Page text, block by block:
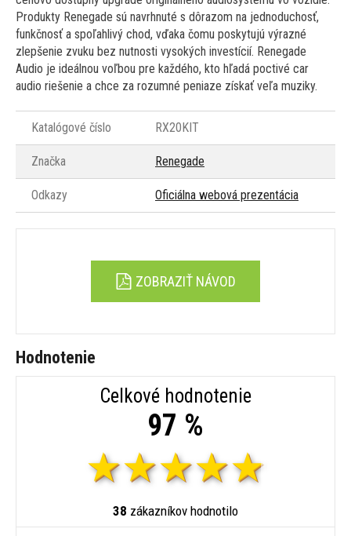
Produkty Renegade sú navrhnuté s dôrazom na jednoduchosť,
funkčnosť a spoľahlivý chod, vďaka čomu poskytujú výrazné
zlepšenie zvuku bez nutnosti vysokých investícií. Renegade
Audio je ideálnou voľbou pre každého, kto hľadá poctivé car
audio riešenie a chce za rozumné peniaze získať veľa muziky.
Katalógové číslo RX20KIT
Značka Renegade
Odkazy Oficiálna webová prezentácia
ZOBRAZIŤ NÁVOD
Hodnotenie
Celkové hodnotenie
97 %
38 zákazníkov hodnotilo